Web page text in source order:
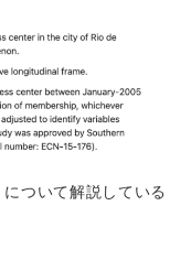
ついて解説している